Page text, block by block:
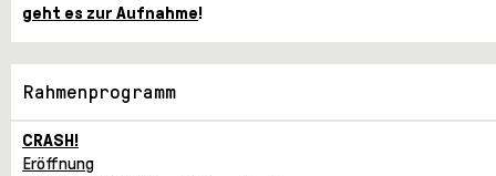
geht es zur Aufnahme!
Rahmenprogramm
CRASH!
Eröffnung